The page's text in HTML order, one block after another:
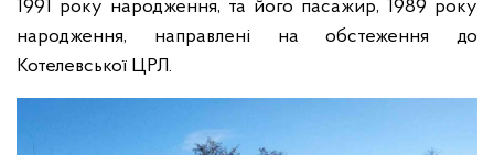
1991 року народження, та його пасажир, 1989 року
народження, направлені на обстеження до
Котелевської ЦРЛ.